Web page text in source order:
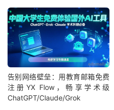
告别网络壁垒：用教育邮箱免费
注册YX Flow，畅享学术级
ChatGPT/Claude/Grok